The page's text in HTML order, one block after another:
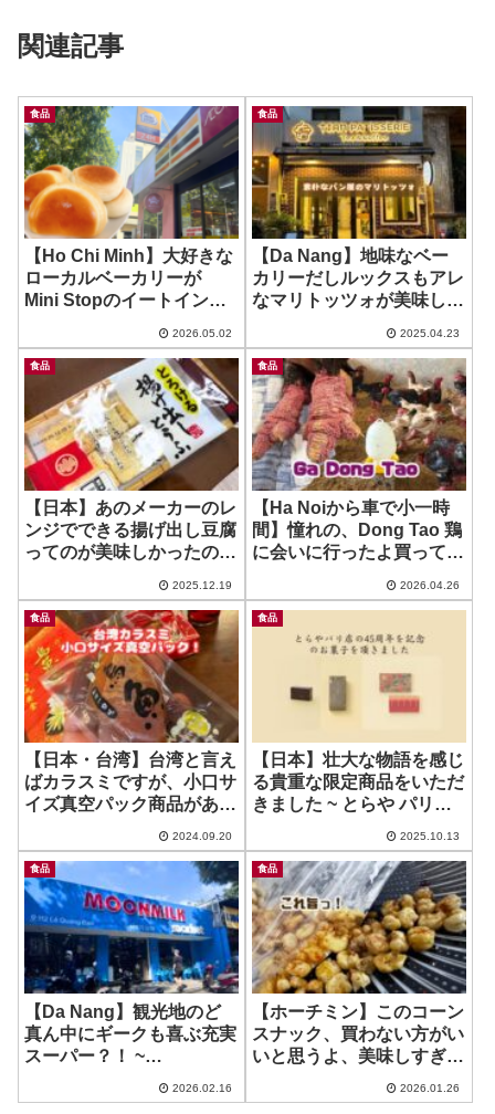
関連記事
食品
【Ho Chi Minh】大好きな
ローカルベーカリーが
Mini Stopのイートイン
Mini Stop
2026.05.02
食品
【Da Nang】地味なベー
カリーだしルックスもアレ
なマリトッツォが美味しか
2025.04.23
食品
【日本】あのメーカーのレ
ンジでできる揚げ出し豆腐
ってのが美味しかったの ~
2025.12.19
食品
【Ha Noiから車で小一時
間】憧れの、Dong Tao 鶏
に会いに行ったよ買ってき
2026.04.26
食品
【日本・台湾】台湾と言え
ばカラスミですが、小口サ
イズ真空パック商品がある
2024.09.20
食品
【日本】壮大な物語を感じ
る貴重な限定商品をいただ
きました ~ とらや パリ支
2025.10.13
食品
【Da Nang】観光地のど
真ん中にギークも喜ぶ充実
スーパー？！ ~
Quang Dao Branch
2026.02.16
食品
【ホーチミン】このコーン
スナック、買わない方がい
いと思うよ、美味しすぎる
2026.01.26